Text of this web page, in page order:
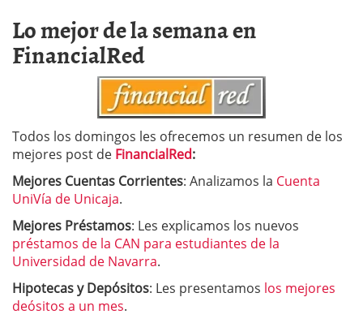
Lo mejor de la semana en
FinancialRed
Todos los domingos les ofrecemos un resumen de los
mejores post de FinancialRed:
Mejores Cuentas Corrientes: Analizamos la Cuenta
UniVía de Unicaja.
Mejores Préstamos: Les explicamos los nuevos
préstamos de la CAN para estudiantes de la
Universidad de Navarra.
Hipotecas y Depósitos: Les presentamos los mejores
deósitos a un mes.